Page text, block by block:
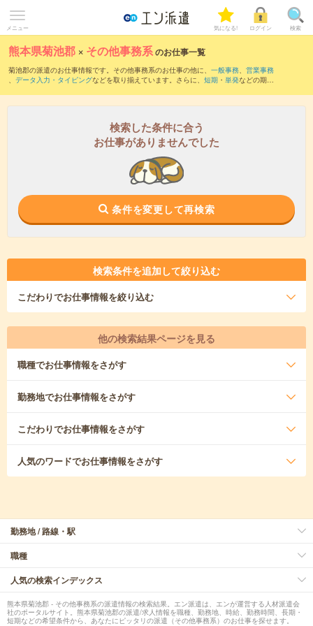
メニュー 気になる! ログイン 検索
熊本県菊池郡 × その他事務系のお仕事一覧
菊池郡の派遣のお仕事情報です。その他事務系のお仕事の他に、 一般事務、 営業事務
、 データ入力・タイピングなどを取り揃えています。さらに、 短期 ・ 単発などの期間
検索した条件に合う
お仕事がありませんでした
条件を変更して再検索
検索条件を追加して絞り込む
こだわりでお仕事情報を絞り込む
他の検索結果ページを見る
職種でお仕事情報をさがす
勤務地でお仕事情報をさがす
こだわりでお仕事情報をさがす
人気のワードでお仕事情報をさがす
勤務地 / 路線・駅
職種
人気の検索インデックス
熊本県菊池郡 - その他事務系の派遣情報の検索結果。エン派遣は、エンが運営する人材派遣会
社のポータルサイト。熊本県菊池郡の派遣/求人情報を職種、勤務地、時給、勤務時間、長期・
短期などの希望条件から、あなたにピッタリの派遣（その他事務系）のお仕事を探せます。